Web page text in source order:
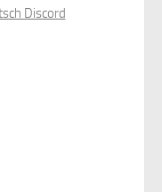
Discord